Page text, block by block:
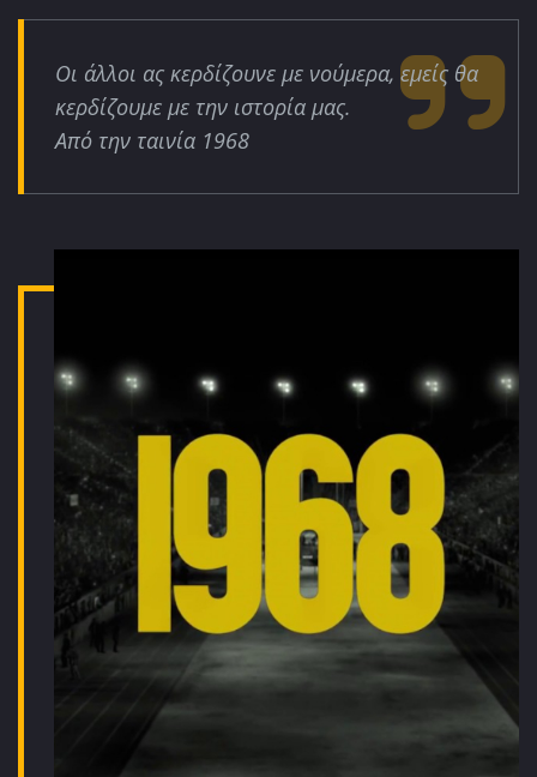
Οι άλλοι ας κερδίζουνε με νούμερα, εμείς θα
κερδίζουμε με την ιστορία μας.
Από την ταινία 1968